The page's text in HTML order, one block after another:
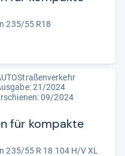
235/55 R18
21/2024
09/2024
für kompakte
235/55 R 18 104 H/V XL